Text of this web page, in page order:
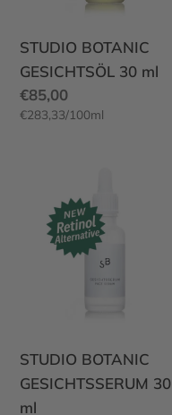
E
E
G
G
STUDIO BOTANIC
GESICHTSÖL 30 ml
Normaler
Preis
€85,00
Einzelpreis
€283,33/pro
100ml
BOTANIC
GESICHTSSERUM
STUDIO BOTANIC
GESICHTSSERUM 30
ml